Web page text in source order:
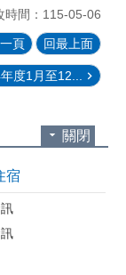
時間：115-05-06
頁 回最上面
度1月至12...
關閉
宿